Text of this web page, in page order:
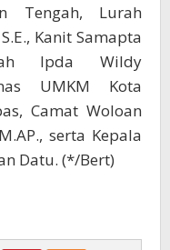
Tengah, Lurah
Kanit Samapta
Ipda Wildy
UMKM Kota
Camat Woloan
serta Kepala
Datu. (*/Bert)